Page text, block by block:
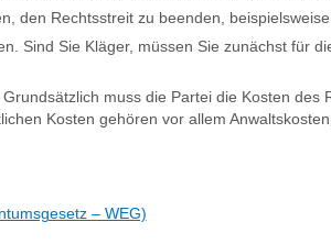
den Rechtsstreit zu beenden,
Sind Sie Kläger, müssen Sie zunächst für
muss die Partei die Kosten
Kosten gehören vor allem
– WEG)